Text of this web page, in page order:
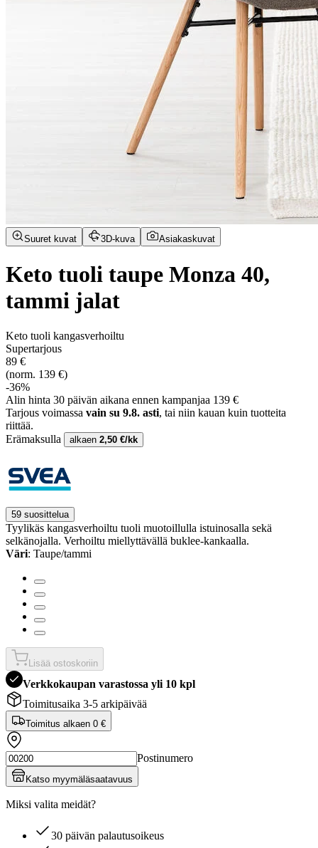
Suuret kuvat 3D-kuva Asiakaskuvat
Keto tuoli taupe Monza 40,
tammi jalat
Keto tuoli kangasverhoiltu
Supertarjous
89 €
(norm. 139 €)
-36%
Alin hinta 30 päivän aikana ennen kampanjaa 139 €
Tarjous voimassa vain su 9.8. asti, tai niin kauan kuin tuotteita
riittää.
Erämaksulla
alkaen 2,50 €/kk
59 suosittelua
Tyylikäs kangasverhoiltu tuoli muotoillulla istuinosalla sekä
selkänojalla. Verhoiltu miellyttävällä buklee-kankaalla.
Väri: Taupe/tammi
Lisää ostoskoriin
Verkkokaupan varastossa yli 10 kpl
Toimitusaika 3-5 arkipäivää
Toimitus alkaen 0 €
Postinumero
Katso myymäläsaatavuus
Miksi valita meidät?
30 päivän palautusoikeus